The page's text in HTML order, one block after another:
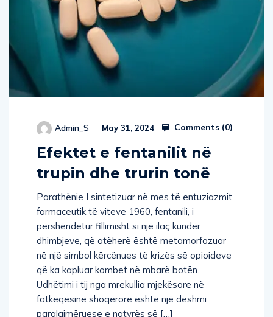
Admin_S May 31, 2024 Comments (0)
Efektet e fentanilit në
trupin dhe trurin tonë
Parathënie I sintetizuar në mes të entuziazmit
farmaceutik të viteve 1960, fentanili, i
përshëndetur fillimisht si një ilaç kundër
dhimbjeve, që atëherë është metamorfozuar
në një simbol kërcënues të krizës së opioideve
që ka kapluar kombet në mbarë botën.
Udhëtimi i tij nga mrekullia mjekësore në
fatkeqësinë shoqërore është një dëshmi
paralajmëruese e natyrës së […]